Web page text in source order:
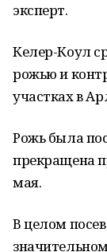
эксперт.
Келер-Коул
рожью и
участках в
Рожь была
прекращена
мая.
В целом